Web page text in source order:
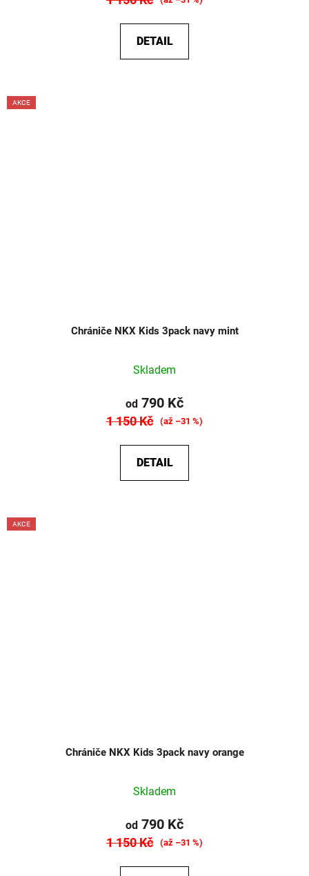
DETAIL
AKCE
Chrániče NKX Kids 3pack navy mint
Skladem
od 790 Kč
1 150 Kč (až –31 %)
DETAIL
AKCE
Chrániče NKX Kids 3pack navy orange
Skladem
od 790 Kč
1 150 Kč (až –31 %)